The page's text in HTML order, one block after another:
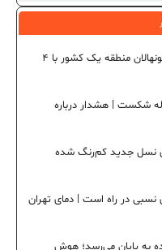
قهرمانی دختران کردستان در تکواندو نونهالان منطقه یک کشور با ۴
درصدی در ایران؛ رکورد ۸۰ ساله شکست | هشدار درباره
نسل جدید کم‌رنگ شده
۴۰ تا ۵۰ روز گرمای نسبی در راه است | دمای تهران
به پایان می‌رسد؛ هوش